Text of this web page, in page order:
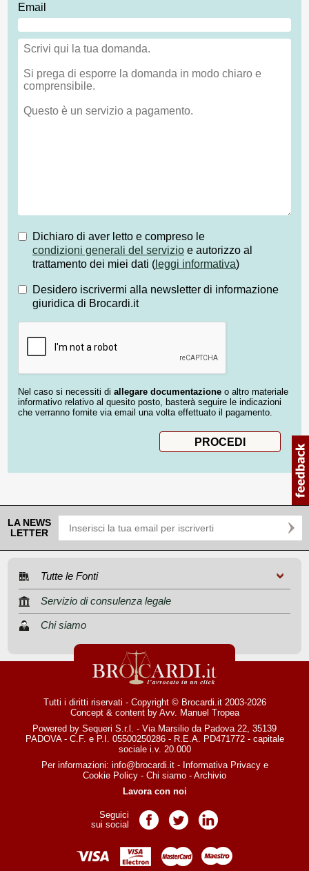
Email
Dichiaro di aver letto e compreso le
condizioni generali del servizio e autorizzo al
trattamento dei miei dati ( leggi informativa)
Desidero iscrivermi alla newsletter di informazione
giuridica di Brocardi.it
Nel caso si necessiti di allegare documentazione o altro materiale
informativo relativo al quesito posto, basterà seguire le indicazioni
che verranno fornite via email una volta effettuato il pagamento.
LA NEWS
LETTER
Tutte le Fonti
Servizio di consulenza legale
Chi siamo
Tutti i diritti riservati - Copyright © Brocardi.it 2003-2026
Concept & content by Avv. Manuel Tropea
Powered by Sequeri S.r.l. - Via Marsilio da Padova 22, 35139
PADOVA - C.F. e P.I. 05500250286 - R.E.A. PD471772 - capitale
sociale i.v. 20.000
Per informazioni: info@brocardi.it- Informativa Privacye
Cookie Policy - Chi siamo - Archivio
Lavora con noi
Seguici
sui social
Pagina Facebook
Pagina TwitterPagina LinkedIn